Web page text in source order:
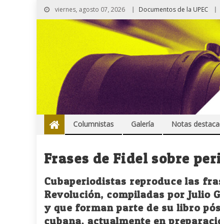
viernes, agosto 07, 2026 Documentos de la UPEC
Columnistas Galería Notas
Frases de Fidel sobre
Cubaperiodistas reproduce las
Revolución, compiladas por Julio
y que forman parte de su libro
cubana, actualmente en